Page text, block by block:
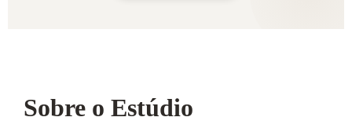
Sobre o Estúdio